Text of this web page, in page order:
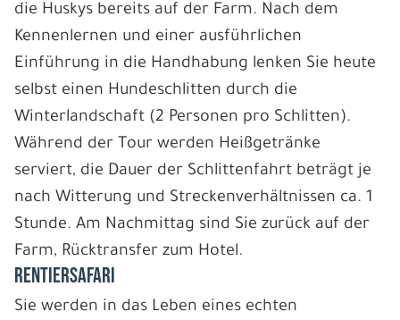
die Huskys bereits auf der Farm. Nach dem
Kennenlernen und einer ausführlichen
Einführung in die Handhabung lenken Sie heute
selbst einen Hundeschlitten durch die
Winterlandschaft (2 Personen pro Schlitten).
Während der Tour werden Heißgetränke
serviert, die Dauer der Schlittenfahrt beträgt je
nach Witterung und Streckenverhältnissen ca. 1
Stunde. Am Nachmittag sind Sie zurück auf der
Farm, Rücktransfer zum Hotel.
RENTIERSAFARI
Sie werden in das Leben eines echten